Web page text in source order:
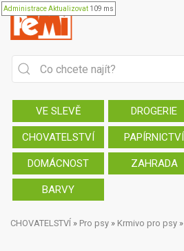
AdministraceAktualizovat 109 ms
VE SLEVĚ DROGERIE
CHOVATELSTVÍ PAPÍRNICTVÍ
DOMÁCNOST ZAHRADA
BARVY
CHOVATELSTVÍ » Pro psy » Krmivo pro psy »